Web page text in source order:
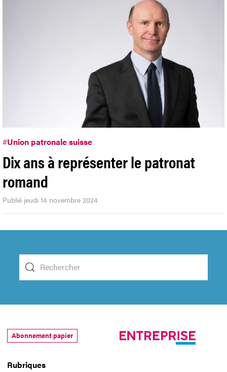
#Union patronale suisse
Dix ans à représenter le patronat
romand
Publié jeudi 14 novembre 2024
Rubriques
Abonnement papier